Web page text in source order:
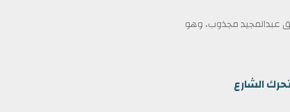
عبدالمجيد مجذوب، وهو
الشارع